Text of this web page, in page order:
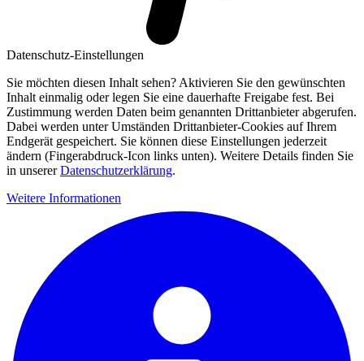
Datenschutz-Einstellungen
Sie möchten diesen Inhalt sehen? Aktivieren Sie den gewünschten
Inhalt einmalig oder legen Sie eine dauerhafte Freigabe fest. Bei
Zustimmung werden Daten beim genannten Drittanbieter abgerufen.
Dabei werden unter Umständen Drittanbieter-Cookies auf Ihrem
Endgerät gespeichert. Sie können diese Einstellungen jederzeit
ändern (Fingerabdruck-Icon links unten). Weitere Details finden Sie
in unsererDatenschutzerklärung.
Weitere Informationen